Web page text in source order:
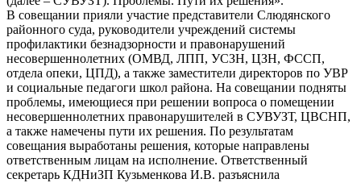
В совещании прияли участие представители Слюдянского
районного суда, руководители учреждений системы
профилактики безнадзорности и правонарушений
несовершеннолетних (ОМВД, ЛПП, УСЗН, ЦЗН, ФССП,
отдела опеки, ЦПД), а также заместители директоров по УВР
и социальные педагоги школ района. На совещании подняты
проблемы, имеющиеся при решении вопроса о помещении
несовершеннолетних правонарушителей в СУВУЗТ, ЦВСНП,
а также намечены пути их решения. По результатам
совещания выработаны решения, которые направлены
ответственным лицам на исполнение. Ответственный
секретарь КДНиЗП Кузьменкова И.В. разъяснила